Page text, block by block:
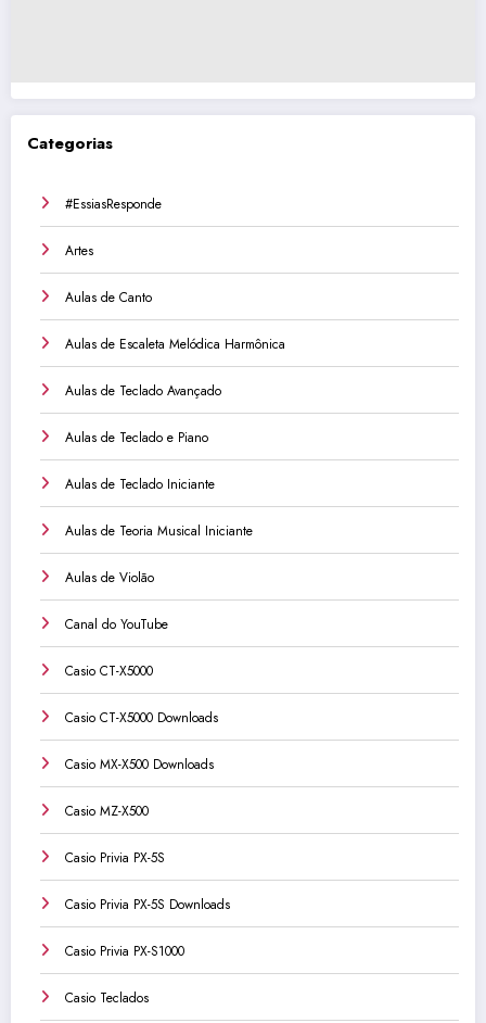
Categorias
#EssiasResponde
Artes
Aulas de Canto
Aulas de Escaleta Melódica Harmônica
Aulas de Teclado Avançado
Aulas de Teclado e Piano
Aulas de Teclado Iniciante
Aulas de Teoria Musical Iniciante
Aulas de Violão
Canal do YouTube
Casio CT-X5000
Casio CT-X5000 Downloads
Casio MX-X500 Downloads
Casio MZ-X500
Casio Privia PX-5S
Casio Privia PX-5S Downloads
Casio Privia PX-S1000
Casio Teclados